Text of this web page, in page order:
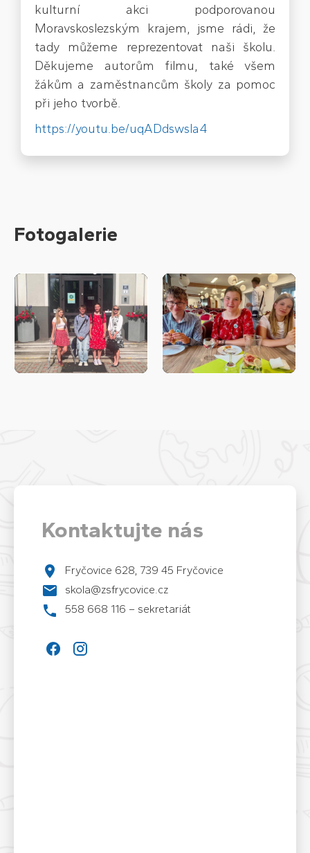
kulturní akci podporovanou
Moravskoslezským krajem, jsme rádi, že
tady můžeme reprezentovat naši školu.
Děkujeme autorům filmu, také všem
žákům a zaměstnancům školy za pomoc
při jeho tvorbě.
https://youtu.be/uqADdswsla4
Fotogalerie
Kontaktujte nás
Fryčovice 628, 739 45 Fryčovice
skola@zsfrycovice.cz
558 668 116 – sekretariát